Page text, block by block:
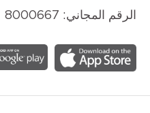
الرقم المجاني: 8000667